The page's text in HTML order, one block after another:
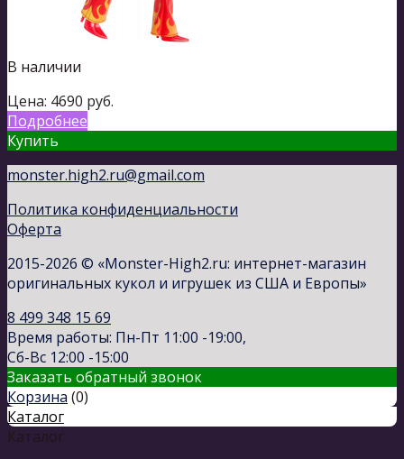
В наличии
Цена: 4690 руб.
Подробнее
Купить
monster.high2.ru@gmail.com
Политика конфиденциальности
Оферта
2015-2026 © «Monster-High2.ru: интернет-магазин
оригинальных кукол и игрушек из США и Европы»
8 499 348 15 69
Время работы: Пн-Пт 11:00 -19:00,
Сб-Вс 12:00 -15:00
Заказать обратный звонок
Корзина (0)
Каталог
Каталог